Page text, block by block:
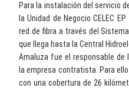
Para la instalación del servicio
la Unidad de Negocio CELEC
red de fibra a través del
que llega hasta la Central
Amaluza fue el responsable de
la empresa contratista. Para
con una cobertura de 26